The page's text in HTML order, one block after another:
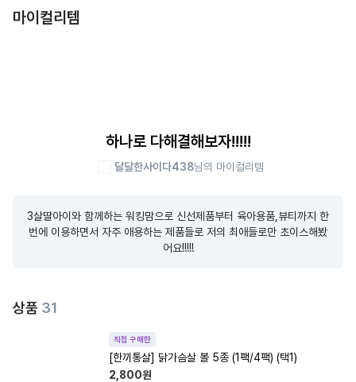
마이컬리템
하나로 다해결해보자!!!!!
달달한사이다438님의 마이컬리템
3살딸아이와 함께하는 워킹맘으로 신선제품부터 육아용품,뷰티까지 한
번에 이용하면서 자주 애용하는 제품들로 저의 최애들로만 초이스해봤
어요!!!!!
상품 31
직접 구매한
[한끼통살] 닭가슴살 볼 5종 (1팩/4팩) (택1)
2,800원